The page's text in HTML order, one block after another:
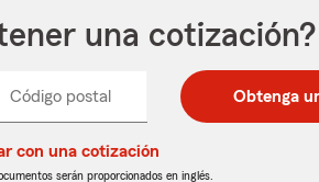
una cotización?
Código postal
postal
de
postal
de
_____ Obtenga
con una cotización
serán proporcionados en inglés.